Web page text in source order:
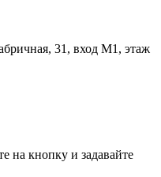
31, вход М1, этаж
на кнопку и задавайте